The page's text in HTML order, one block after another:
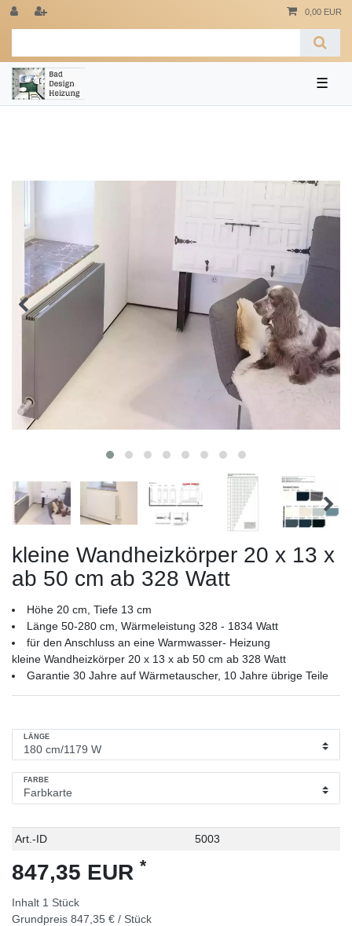
0,00 EUR
☰
kleine Wandheizkörper 20 x 13 x
ab 50 cm ab 328 Watt
Höhe 20 cm, Tiefe 13 cm
Länge 50-280 cm, Wärmeleistung 328 - 1834 Watt
für den Anschluss an eine Warmwasser- Heizung
kleine Wandheizkörper 20 x 13 x ab 50 cm ab 328 Watt
Garantie 30 Jahre auf Wärmetauscher, 10 Jahre übrige Teile
LÄNGE
FARBE
Technisches
Wert
Art.-ID 5003
847,35 EUR *
Inhalt 1 Stück
Grundpreis 847,35 € / Stück